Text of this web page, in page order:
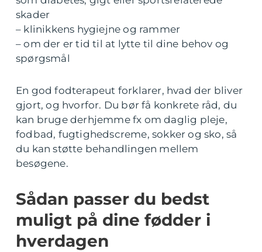
skader
– klinikkens hygiejne og rammer
– om der er tid til at lytte til dine behov og
spørgsmål
En god fodterapeut forklarer, hvad der bliver
gjort, og hvorfor. Du bør få konkrete råd, du
kan bruge derhjemme fx om daglig pleje,
fodbad, fugtighedscreme, sokker og sko, så
du kan støtte behandlingen mellem
besøgene.
Sådan passer du bedst
muligt på dine fødder i
hverdagen